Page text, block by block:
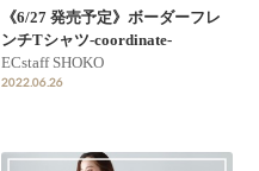
《6/27 発売予定》ボーダーフレ
ンチTシャツ-coordinate-
ECstaff SHOKO
2022.06.26